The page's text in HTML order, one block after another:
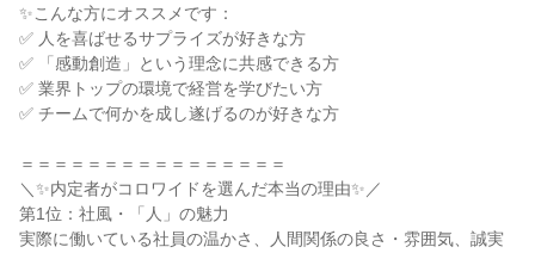
✨こんな方にオススメです：
✅ 人を喜ばせるサプライズが好きな方
✅ 「感動創造」という理念に共感できる方
✅ 業界トップの環境で経営を学びたい方
✅ チームで何かを成し遂げるのが好きな方
＝＝＝＝＝＝＝＝＝＝＝＝＝＝＝＝
＼✨内定者がコロワイドを選んだ本当の理由✨／
第1位：社風・「人」の魅力
実際に働いている社員の温かさ、人間関係の良さ・雰囲気、誠実